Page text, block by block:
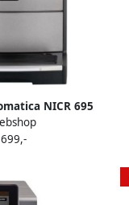
NICR 695
coffee